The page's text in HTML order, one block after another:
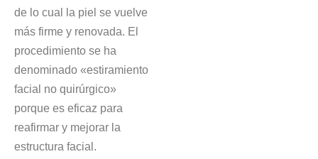
de lo cual la piel se vuelve
más firme y renovada. El
procedimiento se ha
denominado «estiramiento
facial no quirúrgico»
porque es eficaz para
reafirmar y mejorar la
estructura facial.